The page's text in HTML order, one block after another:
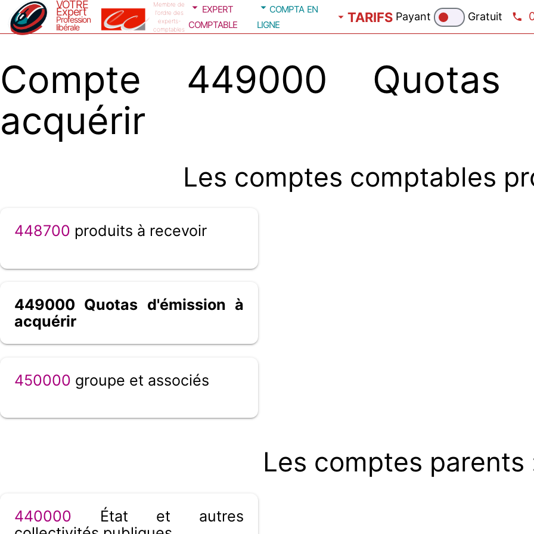
VOTRE
Expert
Profession
libérale
Membre de
l'ordre des
experts-
comptables
expert
comptable
compta en
ligne
TARIFS Payant Gratuit
Compte 449000
acquérir
Les comptes comptables
448700 produits à recevoir
449000 Quotas d'émission à
acquérir
450000 groupe et associés
Les comptes parents
440000 État et autres